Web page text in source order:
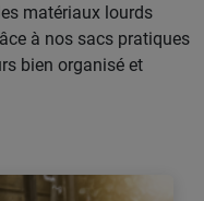
matériaux lourds
à nos sacs pratiques
bien organisé et